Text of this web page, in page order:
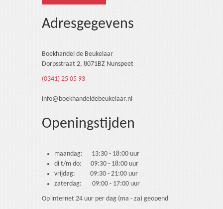
Adresgegevens
Boekhandel de Beukelaar
Dorpsstraat 2, 8071BZ Nunspeet
(0341) 25 05 93
info@boekhandeldebeukelaar.nl
Openingstijden
maandag: 13:30 - 18:00 uur
di t/m do: 09:30 - 18:00 uur
vrijdag: 09:30 - 21:00 uur
zaterdag: 09:00 - 17:00 uur
Op internet 24 uur per dag (ma - za) geopend